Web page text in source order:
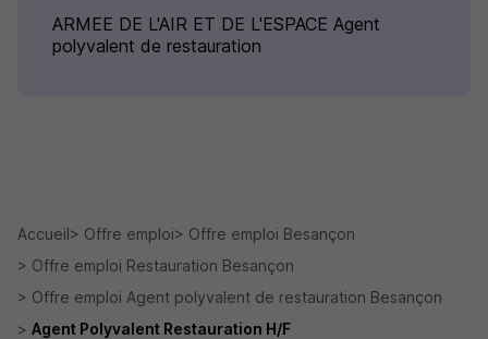
ARMEE DE L'AIR ET DE L'ESPACE Agent
polyvalent de restauration
Accueil Offre emploi
Offre emploi Besançon
Offre emploi Restauration Besançon
Offre emploi Agent polyvalent de restauration Besançon
Agent Polyvalent Restauration H/F